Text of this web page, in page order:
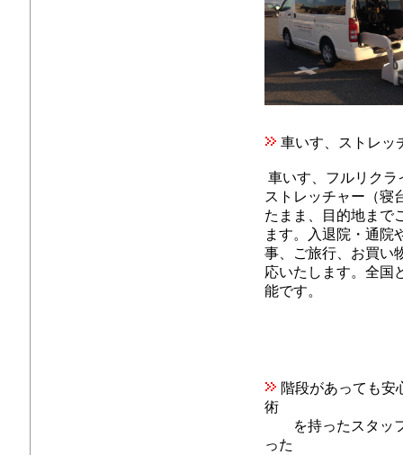
車いす、ストレッ
車いす、フルリクラ
ストレッチャー（寝
たまま、目的地まで
ます。入退院・通院
事、ご旅行、お買い
応いたします。全国
能です。
階段があっても安
術
を持ったスタッ
った